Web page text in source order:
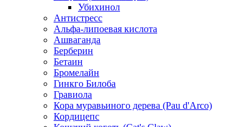
Убихинол
Антистресс
Альфа-липоевая кислота
Ашваганда
Берберин
Бетаин
Бромелайн
Гинкго Билоба
Гравиола
Кора муравьиного дерева (Pau d'Arco)
Кордицепс